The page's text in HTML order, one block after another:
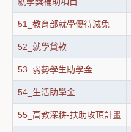
51_教育部就學優待減免
52_就學貸款
53_弱勢學生助學金
54_生活助學金
55_高教深耕-扶助攻頂計畫